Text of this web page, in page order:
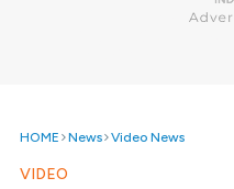
HOME News Video News
VIDEO